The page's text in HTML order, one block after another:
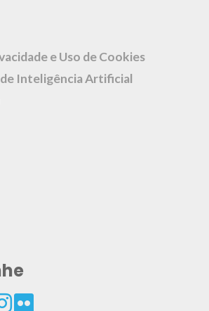
e Uso de Cookies
Inteligência Artificial